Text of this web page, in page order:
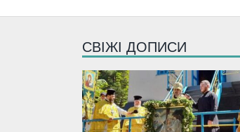
СВІЖІ ДОПИСИ